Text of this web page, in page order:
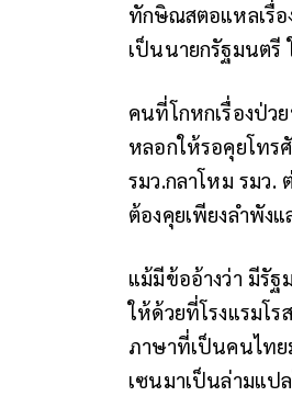
ทักษิณสตอแหลเรื่อ
เป็นนายกรัฐมนตรี
คนที่โกหกเรื่องป่ว
หลอกให้รอคุยโทร
รมว.กลาโหม รมว.
ต้องคุยเพียงลำพัง
แม้มีข้ออ้างว่า มีรั
ให้ด้วยที่โรงแรมโ
ภาษาที่เป็นคนไท
เซนมาเป็นล่ามแป